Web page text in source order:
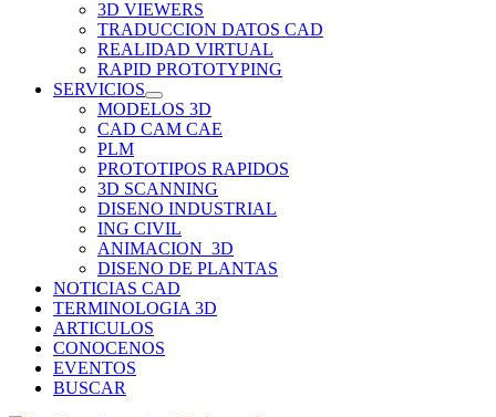
3D VIEWERS
TRADUCCION DATOS CAD
REALIDAD VIRTUAL
RAPID PROTOTYPING
SERVICIOS
MODELOS 3D
CAD CAM CAE
PLM
PROTOTIPOS RAPIDOS
3D SCANNING
DISENO INDUSTRIAL
ING CIVIL
ANIMACION_3D
DISENO DE PLANTAS
NOTICIAS CAD
TERMINOLOGIA 3D
ARTICULOS
CONOCENOS
EVENTOS
BUSCAR